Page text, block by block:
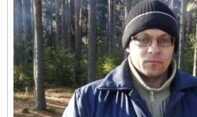
Суд
Сьмяротнае пакараньне
Экалёгія
Правы працоўных